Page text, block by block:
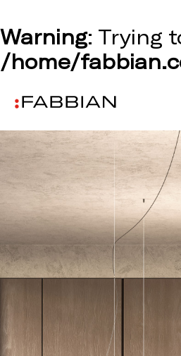
Warning: Trying
/home/